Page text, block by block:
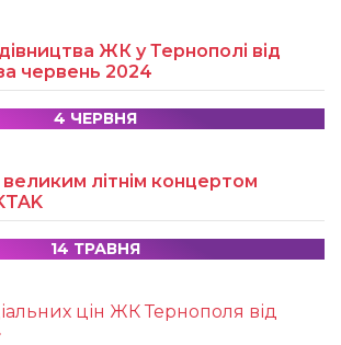
ЖК у Тернополі від
червень 2024
4 ЧЕРВНЯ
великим літнім концертом
14 ТРАВНЯ
цін ЖК Тернополя від